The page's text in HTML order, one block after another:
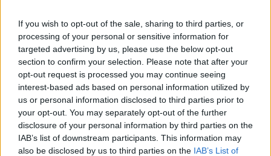
If you wish to opt-out of the sale, sharing to third parties, or
processing of your personal or sensitive information for
targeted advertising by us, please use the below opt-out
section to confirm your selection. Please note that after your
opt-out request is processed you may continue seeing
interest-based ads based on personal information utilized by
us or personal information disclosed to third parties prior to
your opt-out. You may separately opt-out of the further
disclosure of your personal information by third parties on the
IAB’s list of downstream participants. This information may
also be disclosed by us to third parties on the IAB’s List of
17:23
Max Verstappen időmérős műszaki hibájával és Charles
Leclerc motorbüntetésével szokatlan képet mutat a 18 órakor
startoló futam rajtrácsa: